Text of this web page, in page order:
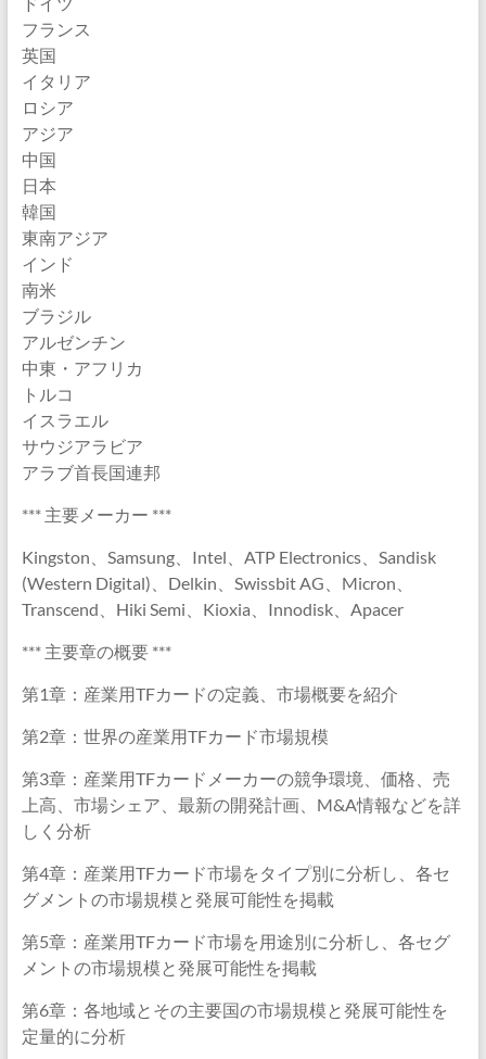
フランス
英国
イタリア
ロシア
アジア
中国
日本
韓国
東南アジア
インド
南米
ブラジル
アルゼンチン
中東・アフリカ
トルコ
イスラエル
サウジアラビア
アラブ首長国連邦
*** 主要メーカー ***
Kingston、Samsung、Intel、ATP Electronics、Sandisk
(Western Digital)、Delkin、Swissbit AG、Micron、
Transcend、Hiki Semi、Kioxia、Innodisk、Apacer
*** 主要章の概要 ***
第1章：産業用TFカードの定義、市場概要を紹介
第2章：世界の産業用TFカード市場規模
第3章：産業用TFカードメーカーの競争環境、価格、売
上高、市場シェア、最新の開発計画、M&A情報などを詳
しく分析
第4章：産業用TFカード市場をタイプ別に分析し、各セ
グメントの市場規模と発展可能性を掲載
第5章：産業用TFカード市場を用途別に分析し、各セグ
メントの市場規模と発展可能性を掲載
第6章：各地域とその主要国の市場規模と発展可能性を
定量的に分析